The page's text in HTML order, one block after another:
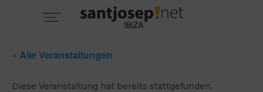
« Alle Veranstaltungen
Diese Veranstaltung hat bereits stattgefunden.